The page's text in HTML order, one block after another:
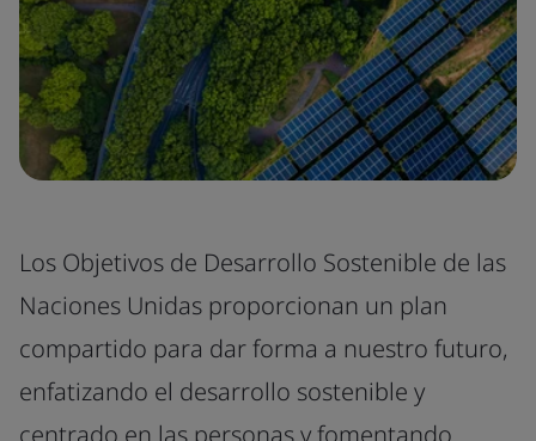
Los Objetivos de Desarrollo Sostenible de las
Naciones Unidas proporcionan un plan
compartido para dar forma a nuestro futuro,
enfatizando el desarrollo sostenible y
centrado en las personas y fomentando